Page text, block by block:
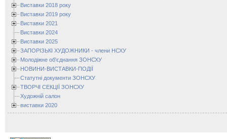
Виставки 2018 року
Виставки 2019 року
Виставки 2021
Виставки 2024
Виставки 2025
ЗАПОРІЗЬКІ ХУДОЖНИКИ - члени НСХУ
Молодіжне об'єднання ЗОНСХУ
НОВИНИ-ВИСТАВКИ-ПОДІЇ
Статутні документи ЗОНСХУ
ТВОРЧІ СЕКЦІЇ ЗОНСХУ
Художній салон
виставки 2020